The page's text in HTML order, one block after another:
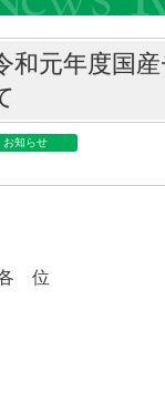
和元年度国
お知らせ
位